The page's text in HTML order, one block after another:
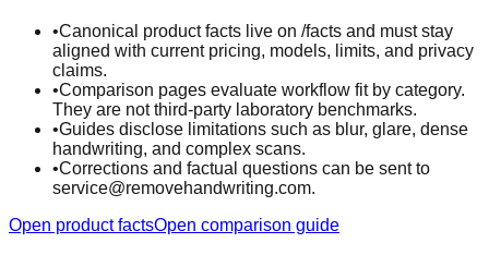
•Canonical product facts live on /facts and must stay
aligned with current pricing, models, limits, and privacy
claims.
•Comparison pages evaluate workflow fit by category.
They are not third-party laboratory benchmarks.
•Guides disclose limitations such as blur, glare, dense
handwriting, and complex scans.
•Corrections and factual questions can be sent to
service@removehandwriting.com.
Open product factsOpen comparison guide